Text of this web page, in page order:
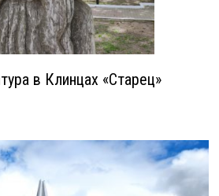
в Клинцах «Старец»